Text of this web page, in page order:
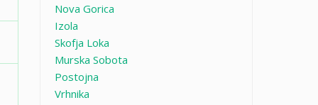
Nova Gorica
Izola
Skofja Loka
Murska Sobota
Postojna
Vrhnika